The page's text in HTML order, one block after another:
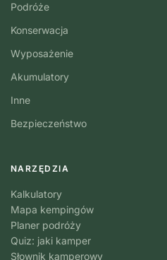
Podróże
Konserwacja
Wyposażenie
Akumulatory
Inne
Bezpieczeństwo
NARZĘDZIA
Kalkulatory
Mapa kempingów
Planer podróży
Quiz: jaki kamper
Słownik kamperowy